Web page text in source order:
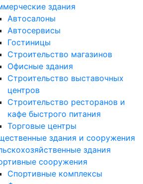
здания
Автосалоны
Автосервисы
Гостиницы
Строительство магазинов
Офисные здания
Строительство выставочных
центров
Строительство ресторанов и
кафе быстрого питания
Торговые центры
здания и сооружения
здания
сооружения
Спортивные комплексы